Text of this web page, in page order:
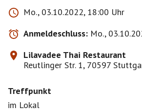
Mo., 03.10.2022, 18:00 Uhr
Anmeldeschluss: Mo.,
Lilavadee Thai Restaurant
Reutlinger Str. 1, 70597
Treffpunkt
im Lokal